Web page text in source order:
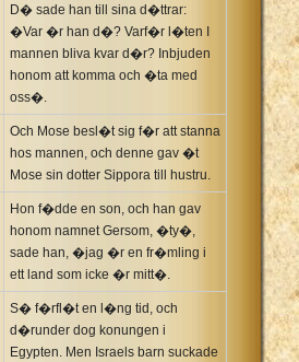
D� sade han till sina d�ttrar:
�Var �r han d�? Varf�r l�ten I
mannen bliva kvar d�r? Inbjuden
honom att komma och �ta med
oss�.
Och Mose besl�t sig f�r att stanna
hos mannen, och denne gav �t
Mose sin dotter Sippora till hustru.
Hon f�dde en son, och han gav
honom namnet Gersom, �ty�,
sade han, �jag �r en fr�mling i
ett land som icke �r mitt�.
S� f�rfl�t en l�ng tid, och
d�runder dog konungen i
Egypten. Men Israels barn suckade